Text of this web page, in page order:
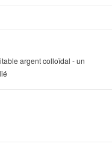
argent colloïdal - un